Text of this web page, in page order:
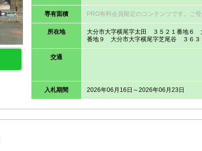
専有面積 PRO有料会員限定のコンテンツです。ご
所在地
大分市大字横尾字太田 ３５２１番地６
番地９ 大分市大字横尾字芝尾谷 ３６３
交通
入札期間 2026年06月16日～2026年06月23日